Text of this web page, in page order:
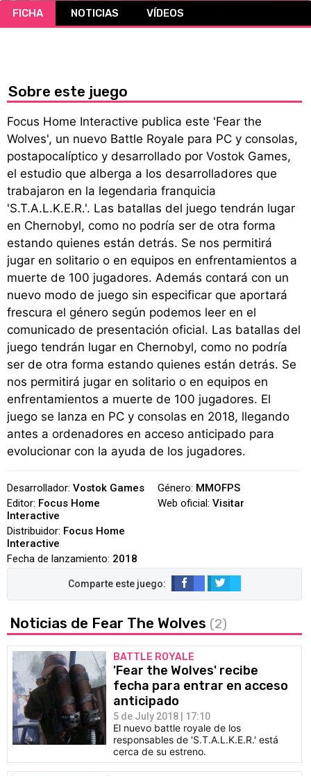
FICHA NOTICIAS VÍDEOS
Sobre este juego
Focus Home Interactive publica este 'Fear the
Wolves', un nuevo Battle Royale para PC y consolas,
postapocalíptico y desarrollado por Vostok Games,
el estudio que alberga a los desarrolladores que
trabajaron en la legendaria franquicia
'S.T.A.L.K.E.R.'. Las batallas del juego tendrán lugar
en Chernobyl, como no podría ser de otra forma
estando quienes están detrás. Se nos permitirá
jugar en solitario o en equipos en enfrentamientos a
muerte de 100 jugadores. Además contará con un
nuevo modo de juego sin especificar que aportará
frescura el género según podemos leer en el
comunicado de presentación oficial. Las batallas del
juego tendrán lugar en Chernobyl, como no podría
ser de otra forma estando quienes están detrás. Se
nos permitirá jugar en solitario o en equipos en
enfrentamientos a muerte de 100 jugadores. El
juego se lanza en PC y consolas en 2018, llegando
antes a ordenadores en acceso anticipado para
evolucionar con la ayuda de los jugadores.
Desarrollador: Vostok Games
Editor: Focus Home
Interactive
Distribuidor: Focus Home
Interactive
Fecha de lanzamiento: 2018
Género: MMOFPS
Web oficial: Visitar
Noticias de Fear The Wolves (2)
BATTLE ROYALE
'Fear the Wolves' recibe
fecha para entrar en acceso
anticipado
5 de July 2018 | 17:10
El nuevo battle royale de los
responsables de 'S.T.A.L.K.E.R.' está
cerca de su estreno.